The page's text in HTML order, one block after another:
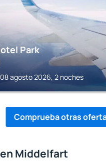
Park
agosto 2026, 2 noches
Comprueba otras
Middelfart